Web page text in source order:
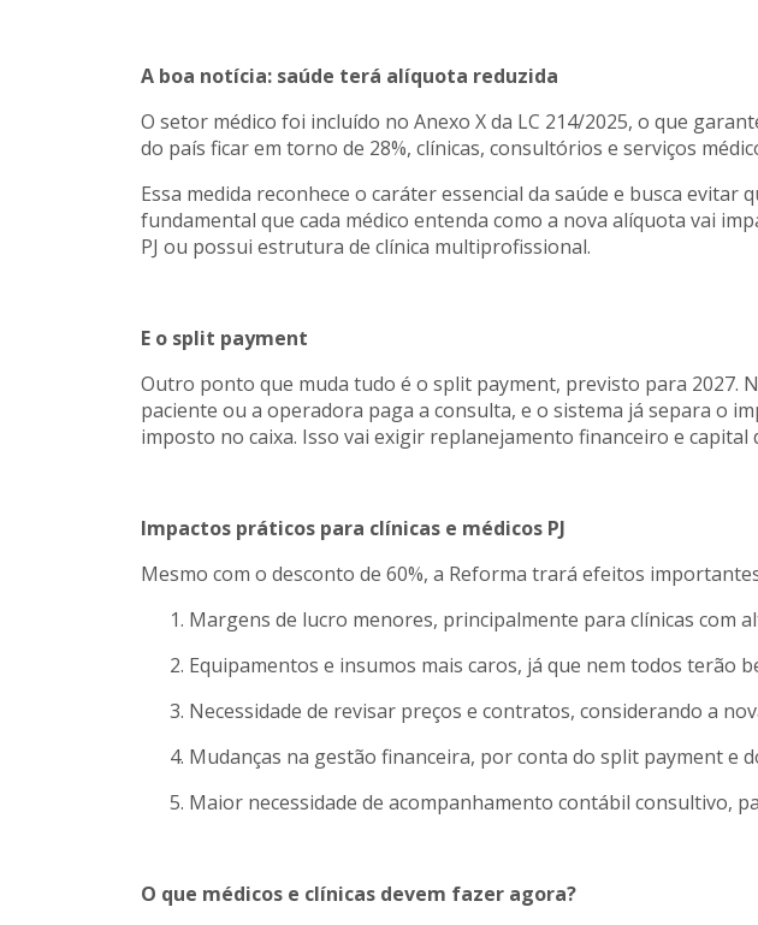
A boa notícia: saúde terá alíquota reduzida
O setor médico foi incluído no Anexo X da LC 214/2025, o que
do país ficar em torno de 28%, clínicas, consultórios e serviços
Essa medida reconhece o caráter essencial da saúde e busca
fundamental que cada médico entenda como a nova alíquota vai
PJ ou possui estrutura de clínica multiprofissional.
E o split payment
Outro ponto que muda tudo é o split payment, previsto para 2027.
paciente ou a operadora paga a consulta, e o sistema já separa o
imposto no caixa. Isso vai exigir replanejamento financeiro e
Impactos práticos para clínicas e médicos PJ
Mesmo com o desconto de 60%, a Reforma trará efeitos
Margens de lucro menores, principalmente para clínicas com
Equipamentos e insumos mais caros, já que nem todos terão
Necessidade de revisar preços e contratos, considerando a
Mudanças na gestão financeira, por conta do split payment e
Maior necessidade de acompanhamento contábil consultivo,
O que médicos e clínicas devem fazer agora?